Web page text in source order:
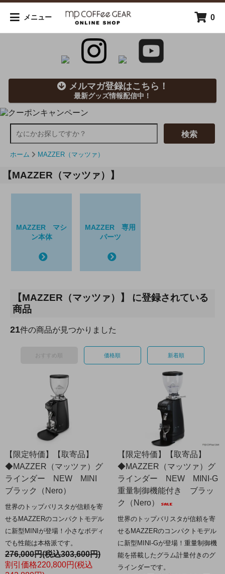
メニュー 0
メルマガ登録はこちら！
最新グッズ情報配信中！
検索
ホーム MAZZER（マッツァ）
【MAZZER（マッツァ）】
MAZZER マシ
ン本体
MAZZER 専用
パーツ
【MAZZER（マッツァ）】 に登録されている
商品
21件の商品が見つかりました
おすすめ順 価格順 新着順
【限定特価】【取寄品】
◆MAZZER（マッツァ）グ
ラインダー NEW MINI
ブラック（Nero）
世界のトップバリスタが信頼を寄
せるMAZZERのコンパクトモデル
に新型MINIが登場！小さなボディ
でも性能は本格派です。
276,000円(税込303,600円)
割引価格220,800円(税込
【限定特価】【取寄品】
◆MAZZER（マッツァ）グ
ラインダー NEW MINI-G
重量制御機能付き ブラッ
ク（Nero）
世界のトップバリスタが信頼を寄
せるMAZZERのコンパクトモデル
に新型MINI-Gが登場！重量制御機
能を搭載したグラム計量付きのグ
ラインダーです。